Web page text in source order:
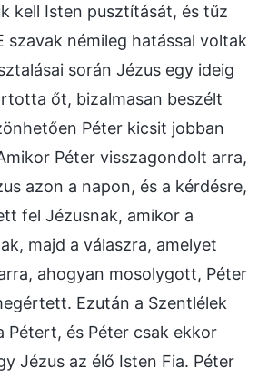
kell Isten pusztítását, és tűz
szavak némileg hatással voltak
során Jézus egy ideig
őt, bizalmasan beszélt
Péter kicsit jobban
Péter visszagondolt arra,
azon a napon, és a kérdésre,
fel Jézusnak, amikor a
majd a válaszra, amelyet
ahogyan mosolygott, Péter
Ezután a Szentlélek
Pétert, és Péter csak ekkor
Jézus az élő Isten Fia. Péter